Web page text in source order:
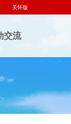
关怀版
交流